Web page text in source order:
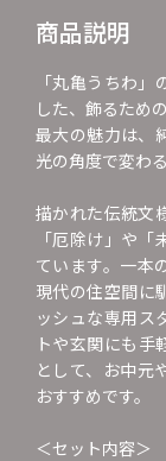
商品説明
「丸亀うちわ
した、飾るため
最大の魅力は、
光の角度で変わ
描かれた伝統文
「厄除け」や
ています。一本
現代の住空間に
ッシュな専用ス
トや玄関にも手
として、お中元
おすすめです。
＜セット内容＞